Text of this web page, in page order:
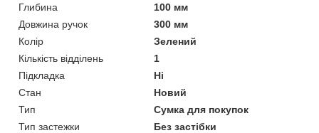
Глибина
100 мм
Довжина ручок
300 мм
Колір
Зелений
Кількість відділень
1
Підкладка
Ні
Стан
Новий
Тип
Сумка для покупок
Тип застежки
Без застібки